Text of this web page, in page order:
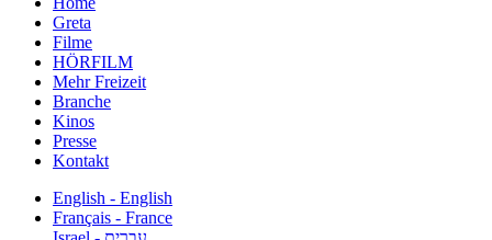
Greta
Filme
HÖRFILM
Mehr Freizeit
Branche
Kinos
Presse
Kontakt
English - English
Français - France